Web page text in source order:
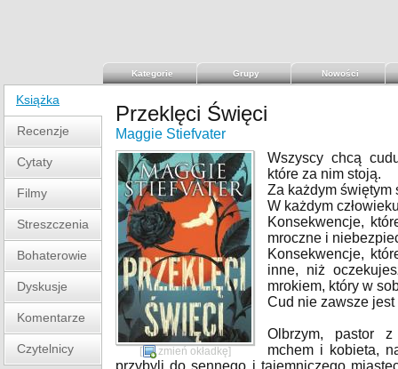
Kategorie Grupy Nowości
Książka
Recenzje
Cytaty
Filmy
Streszczenia
Bohaterowie
Dyskusje
Komentarze
Czytelnicy
Przeklęci Święci
Maggie Stiefvater
[ zmień okładkę]
Wszyscy chcą
które za nim stoją.
Za każdym świętym
W każdym
Konsekwencje,
mroczne i
Konsekwencje,
inne, niż
mrokiem, który w
Cud nie zawsze
Olbrzym, pastor z
mchem i kobieta,
przybyli do sennego i tajemniczego